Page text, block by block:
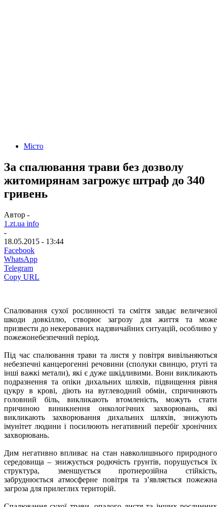
Місто
За спалювання трави без дозволу
житомирянам загрожує штраф до 340
гривень
Автор -
1.zt.ua info
-
18.05.2015 - 13:44
Facebook
WhatsApp
Telegram
Copy URL
Спалювання сухої рослинності та сміття завдає величезної
шкоди довкіллю, створює загрозу для життя та може
призвести до некерованих надзвичайних ситуацій, особливо у
пожежонебезпечний період.
Під час спалювання трави та листя у повітря вивільняються
небезпечні канцерогенні речовини (сполуки свинцю, ртуті та
інші важкі метали), які є дуже шкідливими. Вони викликають
подразнення та опіки дихальних шляхів, підвищення рівня
цукру в крові, діють на вуглеводний обмін, спричиняють
головний біль, викликають втомленість, можуть стати
причиною виникнення онкологічних захворювань, які
викликають захворювання дихальних шляхів, знижують
імунітет людини і посилюють негативний перебіг хронічних
захворювань.
Дим негативно впливає на стан навколишнього природного
середовища – знижується родючість грунтів, порушується їх
структура, зменшується протиерозійна стійкість,
забруднюється атмосферне повітря та з’являється пожежна
загроза для прилеглих територій.